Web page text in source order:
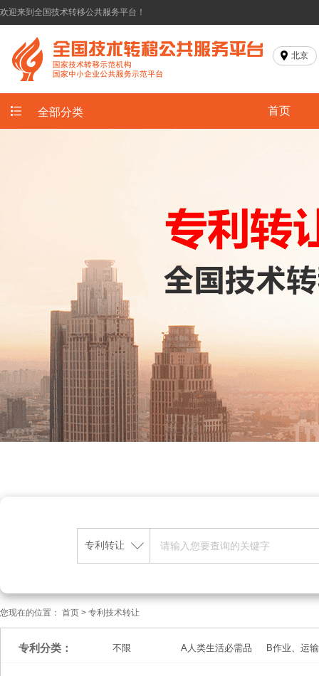
欢迎来到全国技术转移公共服务平台！
北京
全部分类 首页
专利转让
您现在的位置： 首页 > 专利技术转让
专利分类： 不限 A人类生活必需品 B作业、运输